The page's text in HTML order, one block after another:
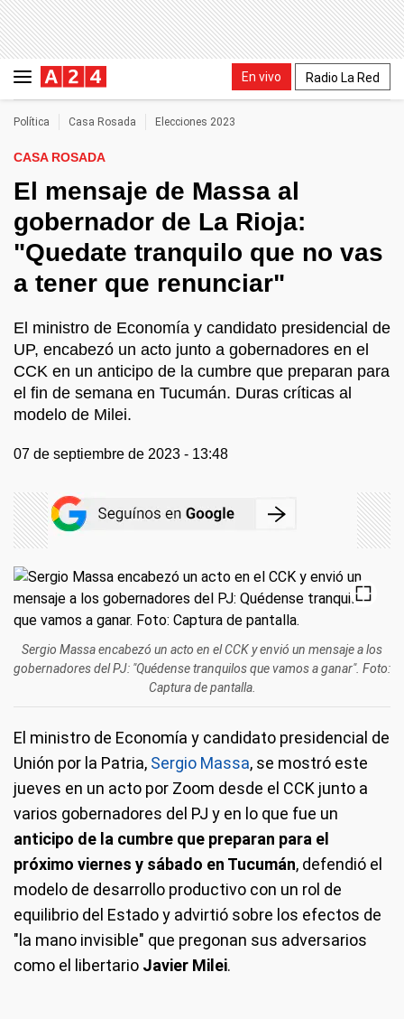
En vivo Radio La Red
Política Casa Rosada Elecciones 2023
CASA ROSADA
El mensaje de Massa al
gobernador de La Rioja:
"Quedate tranquilo que no vas
a tener que renunciar"
El ministro de Economía y candidato presidencial de
UP, encabezó un acto junto a gobernadores en el
CCK en un anticipo de la cumbre que preparan para
el fin de semana en Tucumán. Duras críticas al
modelo de Milei.
07 de septiembre de 2023 - 13:48
Sergio Massa encabezó un acto en el CCK y envió un mensaje a los
gobernadores del PJ: "Quédense tranquilos que vamos a ganar". Foto:
Captura de pantalla.
El ministro de Economía y candidato presidencial de
Unión por la Patria, Sergio Massa, se mostró este
jueves en un acto por Zoom desde el CCK junto a
varios gobernadores del PJ y en lo que fue un
anticipo de la cumbre que preparan para el
próximo viernes y sábado en Tucumán, defendió el
modelo de desarrollo productivo con un rol de
equilibrio del Estado y advirtió sobre los efectos de
"la mano invisible" que pregonan sus adversarios
como el libertario Javier Milei.